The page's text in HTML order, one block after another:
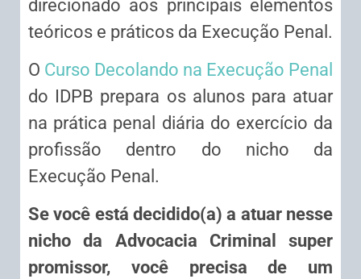
direcionado aos principais elementos
teóricos e práticos da Execução Penal.
O Curso Decolando na Execução Penal
do IDPB prepara os alunos para atuar
na prática penal diária do exercício da
profissão dentro do nicho da
Execução Penal.
Se você está decidido(a) a atuar nesse
nicho da Advocacia Criminal super
promissor, você precisa de um